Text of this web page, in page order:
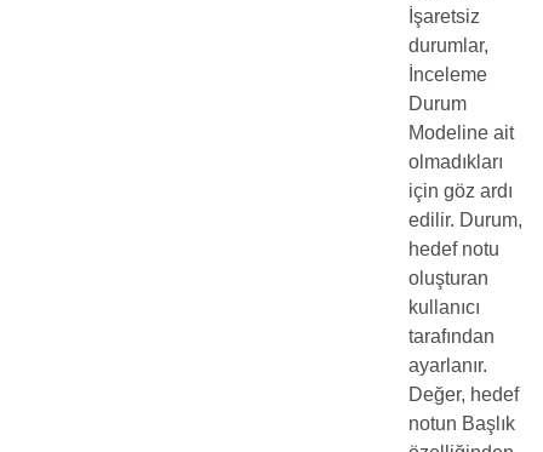
İşaretsiz
durumlar,
İnceleme
Durum
Modeline ait
olmadıkları
için göz ardı
edilir. Durum,
hedef notu
oluşturan
kullanıcı
tarafından
ayarlanır.
Değer, hedef
notun Başlık